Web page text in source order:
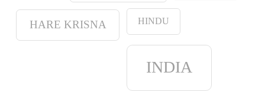
HARE KRISNA HINDU
INDIA